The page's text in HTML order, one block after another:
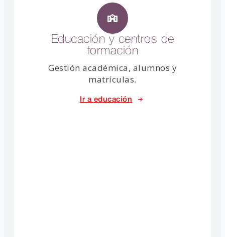
Educación y centros de
formación
Gestión académica, alumnos y
matrículas.
Ir a educación